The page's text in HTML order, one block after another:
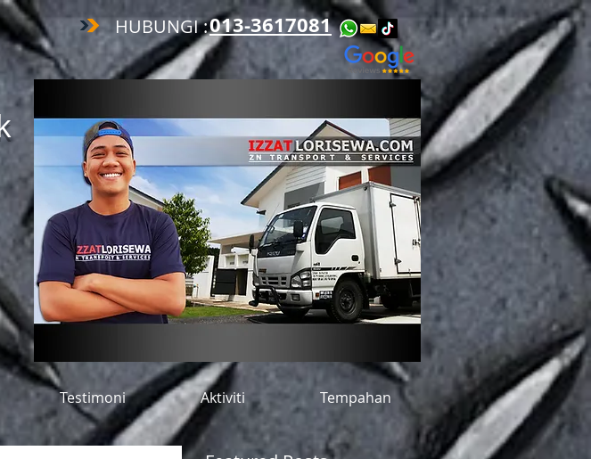
013-3617081
HUBUNGI :​​
Testimoni Aktiviti Tempahan